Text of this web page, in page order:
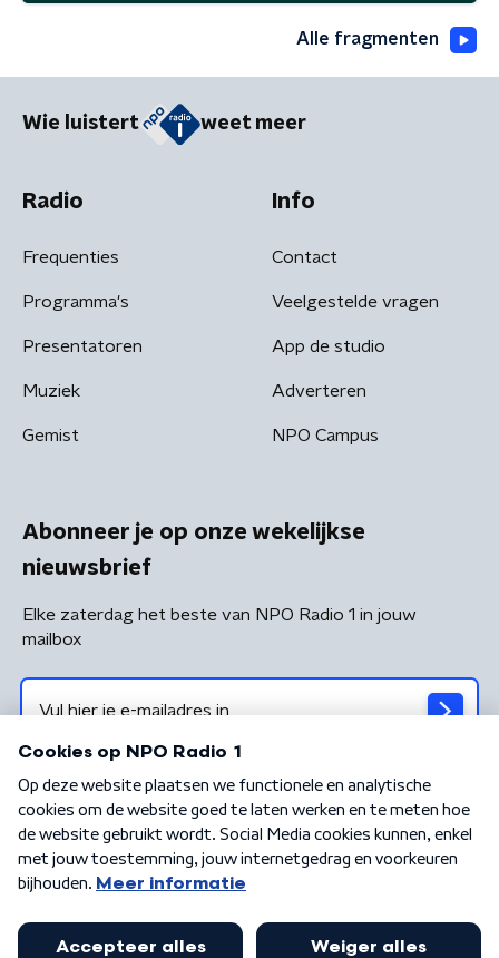
Alle fragmenten
Wie luistert weet meer
Radio
Frequenties
Programma's
Presentatoren
Muziek
Gemist
Info
Contact
Veelgestelde vragen
App de studio
Adverteren
NPO Campus
Abonneer je op onze wekelijkse
nieuwsbrief
Elke zaterdag het beste van NPO Radio 1 in jouw
mailbox
Algemene voorwaarden